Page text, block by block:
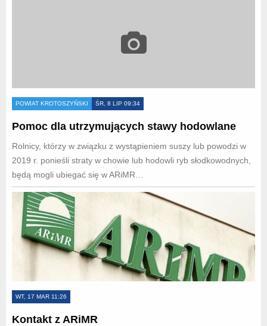
POWIAT KROTOSZYŃSKI ŚR, 8 LIP 09:34
Pomoc dla utrzymujących stawy hodowlane
Rolnicy, którzy w związku z wystąpieniem suszy lub powodzi w
2019 r. ponieśli straty w chowie lub hodowli ryb słodkowodnych,
będą mogli ubiegać się w ARiMR…
WT, 17 MAR 11:26
Kontakt z ARiMR